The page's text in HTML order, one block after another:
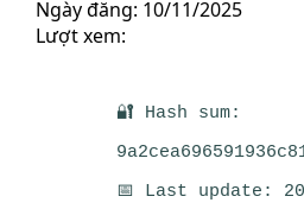
Ngày đăng: 10/11/2025
Lượt xem:
🔐 Hash sum:
📅 Last update: